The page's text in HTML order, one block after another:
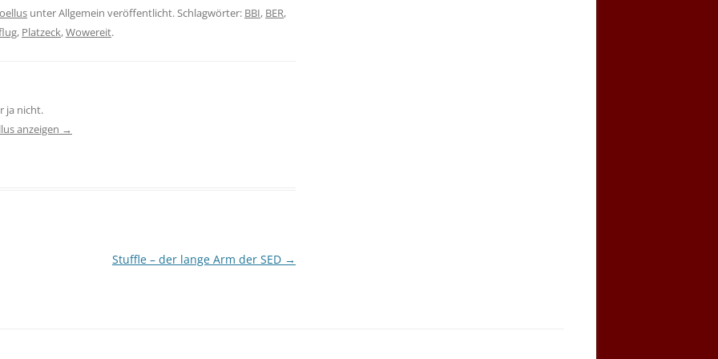
unter Allgemein veröffentlicht. Schlagwörter: BBI, BER,
, Platzeck,Wowereit.
ja nicht.
anzeigen →
Stuffle – der lange Arm der SED →